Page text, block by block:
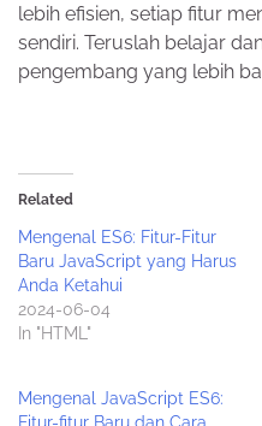
lebih efisien, setiap fitur
sendiri. Teruslah belajar
pengembang yang lebih
Related
Mengenal ES6: Fitur-Fitur
Baru JavaScript yang Harus
Anda Ketahui
2024-06-04
In "HTML"
Mengenal JavaScript ES6:
Fitur-fitur Baru dan Cara